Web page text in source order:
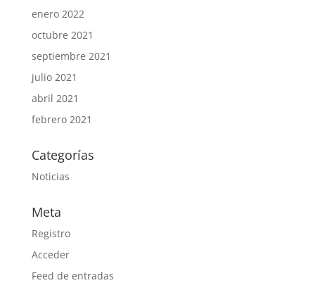
enero 2022
octubre 2021
septiembre 2021
julio 2021
abril 2021
febrero 2021
Categorías
Noticias
Meta
Registro
Acceder
Feed de entradas